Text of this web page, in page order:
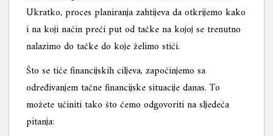
Ukratko, proces planiranja zahtijeva da otkrijemo kako
i na koji način preći put od tačke na kojoj se trenutno
nalazimo do tačke do koje želimo stići.
Što se tiče financijskih ciljeva, započinjemo sa
određivanjem tačne financijske situacije danas. To
možete učiniti tako što ćemo odgovoriti na sljedeća
pitanja: